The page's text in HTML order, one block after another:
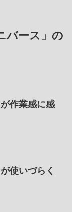
バース」の
作業感に感
使いづらく